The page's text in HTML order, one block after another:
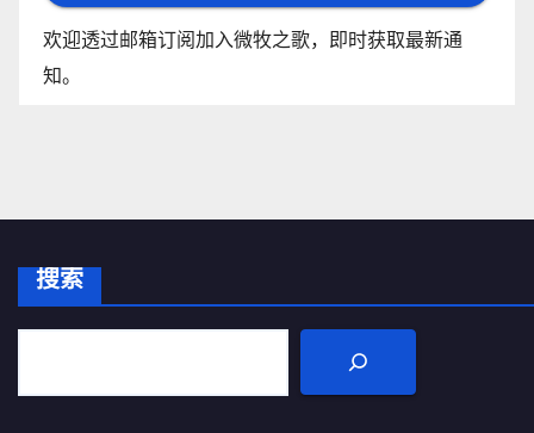
欢迎透过邮箱订阅加入微牧之歌，即时获取最新通
知。
搜索